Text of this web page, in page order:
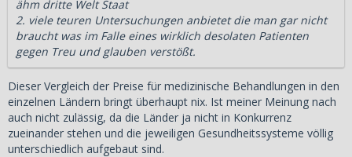
ähm dritte Welt Staat
2. viele teuren Untersuchungen anbietet die man gar nicht
braucht was im Falle eines wirklich desolaten Patienten
gegen Treu und glauben verstößt.
Dieser Vergleich der Preise für medizinische Behandlungen in den
einzelnen Ländern bringt überhaupt nix. Ist meiner Meinung nach
auch nicht zulässig, da die Länder ja nicht in Konkurrenz
zueinander stehen und die jeweiligen Gesundheitssysteme völlig
unterschiedlich aufgebaut sind.